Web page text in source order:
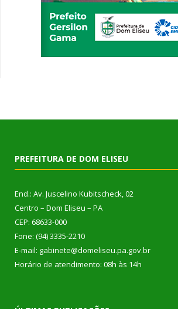
PREFEITURA DE DOM ELISEU
End.: Av. Juscelino Kubitscheck, 02
Centro – Dom Eliseu – PA
CEP: 68633-000
Fone: (94) 3335-2210
E-mail: gabinete@domeliseu.pa.gov.br
Horário de atendimento: 08h às 14h